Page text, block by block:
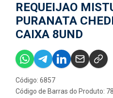
REQUEIJAO
PURANATA
CAIXA 8UND
Código: 6857
Código de Barras do Produto: